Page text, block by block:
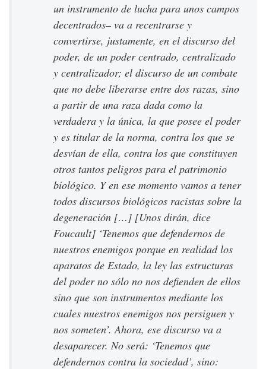
un instrumento de lucha para unos campos
decentrados– va a recentrarse y
convertirse, justamente, en el discurso del
poder, de un poder centrado, centralizado
y centralizador; el discurso de un combate
que no debe liberarse entre dos razas, sino
a partir de una raza dada como la
verdadera y la única, la que posee el poder
y es titular de la norma, contra los que se
desvían de ella, contra los que constituyen
otros tantos peligros para el patrimonio
biológico. Y en ese momento vamos a tener
todos discursos biológicos racistas sobre la
degeneración […] [Unos dirán, dice
Foucault] ‘Tenemos que defendernos de
nuestros enemigos porque en realidad los
aparatos de Estado, la ley las estructuras
del poder no sólo no nos defienden de ellos
sino que son instrumentos mediante los
cuales nuestros enemigos nos persiguen y
nos someten’. Ahora, ese discurso va a
desaparecer. No será: ‘Tenemos que
defendernos contra la sociedad’, sino: